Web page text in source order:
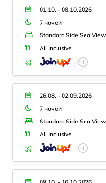
01.10. - 08.10.2026
7 ночей
Standard Side Sea View
All Inclusive
26.08. - 02.09.2026
7 ночей
Standard Side Sea View
All Inclusive